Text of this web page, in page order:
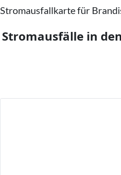
Stromausfallkarte für
Stromausfälle in